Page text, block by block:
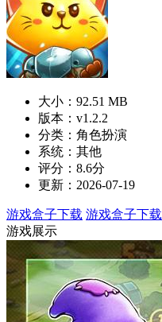
大小：92.51 MB
版本：v1.2.2
分类：角色扮演
系统：其他
评分：8.6分
更新：2026-07-19
游戏盒子下载 游戏盒子下载
游戏展示